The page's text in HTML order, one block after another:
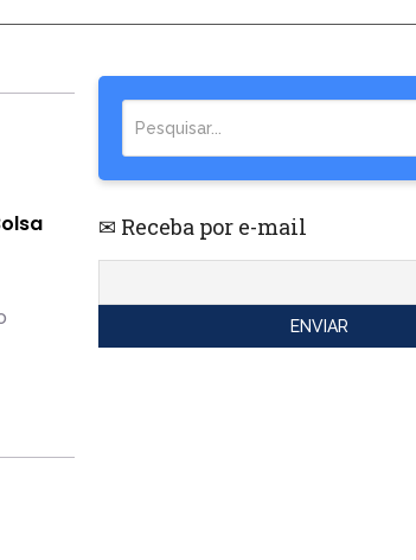
✉ Receba por e-mail